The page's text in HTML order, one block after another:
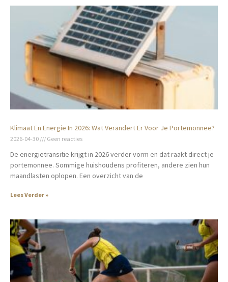
Klimaat En Energie In 2026: Wat Verandert Er Voor Je Portemonnee?
2026-04-30 Geen reacties
De energietransitie krijgt in 2026 verder vorm en dat raakt direct je
portemonnee. Sommige huishoudens profiteren, andere zien hun
maandlasten oplopen. Een overzicht van de
Lees Verder »